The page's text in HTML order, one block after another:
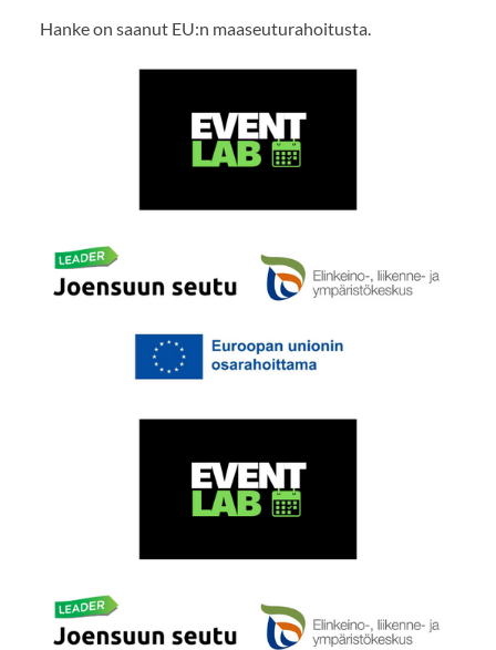
Hanke on saanut EU:n maaseuturahoitusta.